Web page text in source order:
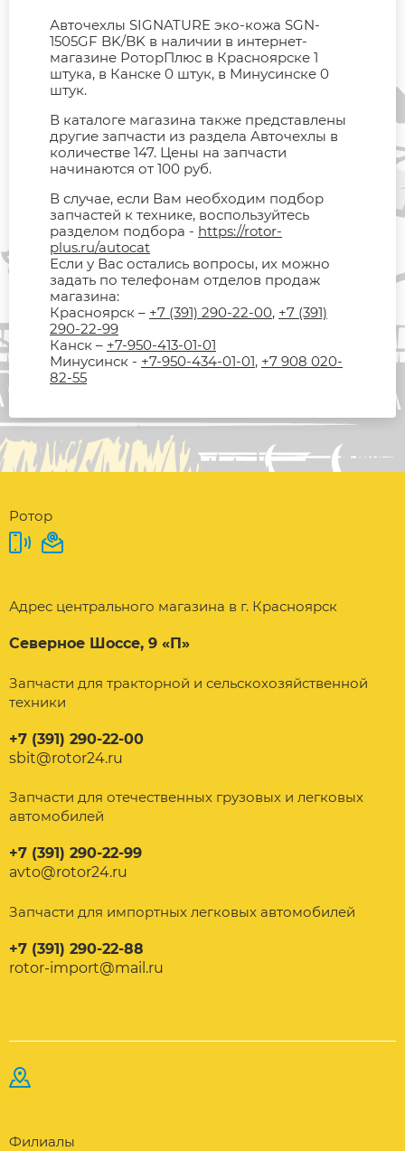
Авточехлы SIGNATURE эко-кожа SGN-
1505GF BK/BK в наличии в интернет-
магазине РоторПлюс в Красноярске 1
штука, в Канске 0 штук, в Минусинске 0
штук.
В каталоге магазина также представлены
другие запчасти из раздела Авточехлы в
количестве 147. Цены на запчасти
начинаются от 100 руб.
В случае, если Вам необходим подбор
запчастей к технике, воспользуйтесь
разделом подбора - https://rotor-
plus.ru/autocat
Если у Вас остались вопросы, их можно
задать по телефонам отделов продаж
магазина:
Красноярск – +7 (391) 290-22-00, +7 (391)
290-22-99
Канск – +7-950-413-01-01
Минусинск - +7-950-434-01-01, +7 908 020-
82-55
Ротор
Адрес центрального магазина в г. Красноярск
Северное Шоссе, 9 «П»
Запчасти для тракторной и сельскохозяйственной
техники
+7 (391) 290-22-00
sbit@rotor24.ru
Запчасти для отечественных грузовых и легковых
автомобилей
+7 (391) 290-22-99
avto@rotor24.ru
Запчасти для импортных легковых автомобилей
+7 (391) 290-22-88
rotor-import@mail.ru
Филиалы